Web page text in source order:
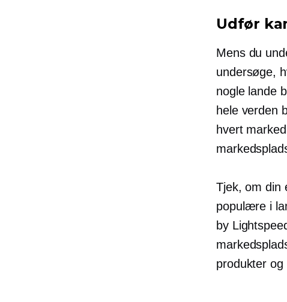
Udfør
Mens du
undersøge,
nogle lande
hele verden
hvert
Tjek, om din
populære i
by
produkter